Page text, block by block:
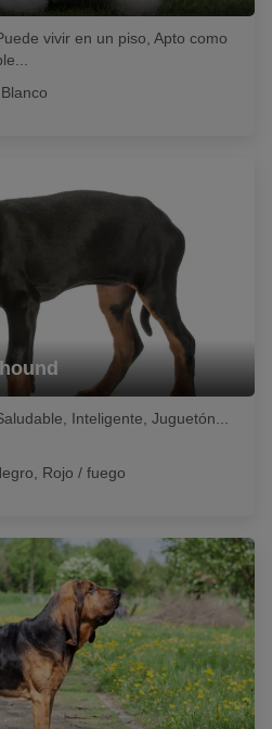
vivir en un piso, Apto como
Inteligente, Juguetón...
Rojo / fuego